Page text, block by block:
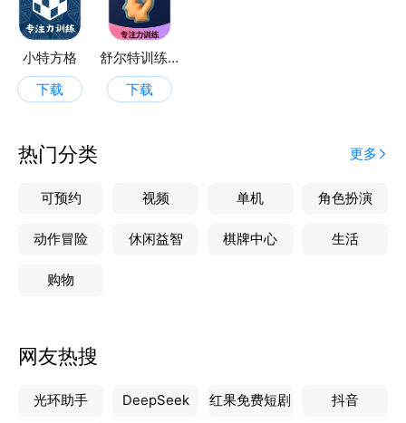
小特方格
下载
舒尔特训练Pro
下载
热门分类 更多
可预约 视频 单机 角色扮演
动作冒险 休闲益智 棋牌中心 生活
购物
网友热搜
光环助手 DeepSeek 红果免费短剧 抖音